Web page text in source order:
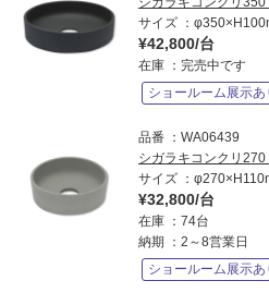
サイズ
¥42,800/台
在庫
完売中です
ショールーム展示あ
品番
WA06439
シガラキコンクリ270
サイズ
¥32,800/台
在庫
74台
納期
2～8営業日
ショールーム展示あ